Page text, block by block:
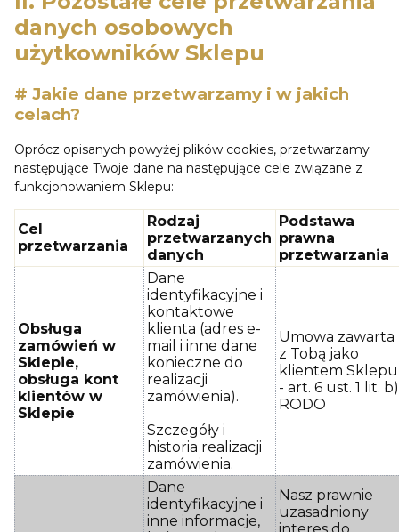
danych osobowych
użytkowników Sklepu
# Jakie dane przetwarzamy i w jakich
celach?
Oprócz opisanych powyżej plików cookies, przetwarzamy
następujące Twoje dane na następujące cele związane z
funkcjonowaniem Sklepu:
Obsługa
zamówień w
Sklepie,
obsługa kont
klientów w
Sklepie
Dane
identyfikacyjne i
kontaktowe
klienta (adres e-
mail i inne dane
konieczne do
realizacji
zamówienia).
Szczegóły i
historia realizacji
zamówienia.
Umowa zawarta
z Tobą jako
klientem Sklepu
- art. 6 ust. 1 lit. b)
RODO
Dane
identyfikacyjne i
inne informacje,
Nasz prawnie
uzasadniony
Cel
przetwarzania
Rodzaj
przetwarzanych
danych
Podstawa
prawna
przetwarzania